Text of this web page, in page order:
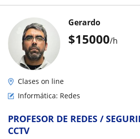
$15000/h
Gerardo
Clases on line
Informática: Redes
PROFESOR DE REDES /
CCTV